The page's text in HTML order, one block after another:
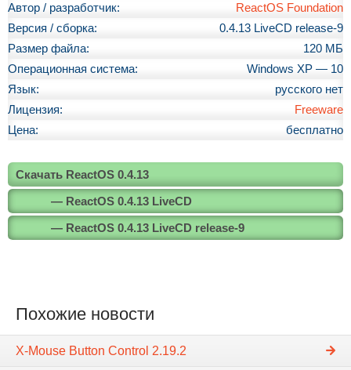
Автор / разработчик:
ReactOS Foundation
Версия / сборка:
0.4.13 LiveCD release-9
Размер файла:
120 МБ
Операционная система:
Windows XP — 10
Язык:
русского нет
Лицензия:
Freeware
Цена:
бесплатно
Скачать ReactOS 0.4.13
— ReactOS 0.4.13 LiveCD
— ReactOS 0.4.13 LiveCD release-9
Похожие новости
X-Mouse Button Control 2.19.2